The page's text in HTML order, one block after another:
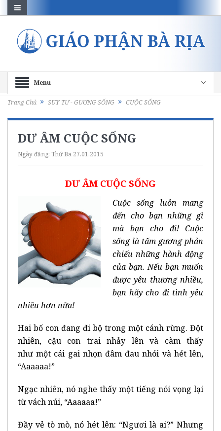
Menu
Trang Chủ SUY TƯ - GƯƠNG SỐNG CUỘC SỐNG
DƯ ÂM CUỘC SỐNG
Ngày đăng: Thứ Ba 27.01.2015
DƯ ÂM CUỘC SỐNG
Cuộc sống luôn mang
đến cho bạn những gì
mà bạn cho đi! Cuộc
sống là tấm gương phản
chiếu những hành động
của bạn. Nếu bạn muốn
được yêu thương nhiều,
bạn hãy cho đi tình yêu
nhiều hơn nữa!
Hai bố con đang đi bộ trong một cánh rừng. Đột
nhiên, cậu con trai nhảy lên và càm thấy
như một cái gai nhọn đâm đau nhói và hét lên,
“Aaaaaa!”
Ngạc nhiên, nó nghe thấy một tiếng nói vọng lại
từ vách núi, “Aaaaaa!”
Đầy vẻ tò mò, nó hét lên: “Ngươi là ai?” Nhưng